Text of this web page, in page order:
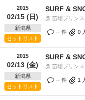
2015
02/15 (日)
新潟県
セットリスト
SURF &
@ 苗場プリン
-- 件 0
2015
02/13 (金)
新潟県
セットリスト
SURF &
@ 苗場プリン
-- 件 1